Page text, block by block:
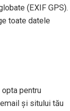
(EXIF GPS).
toate datele
pentru
și sitului tău